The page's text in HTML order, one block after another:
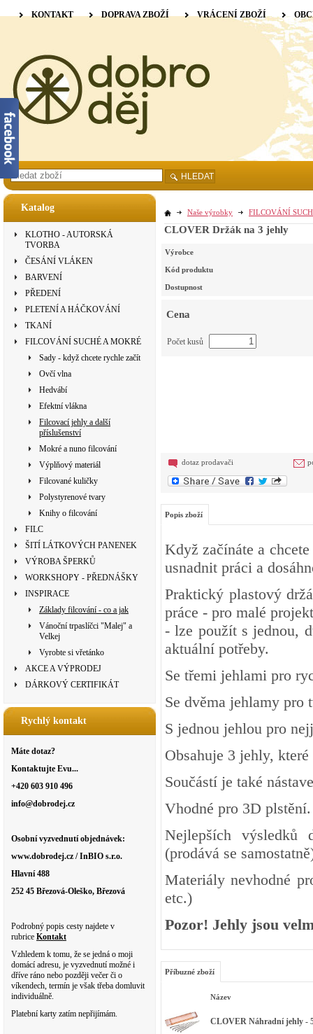
Katalog
KLOTHO - AUTORSKÁ
TVORBA
ČESÁNÍ VLÁKEN
BARVENÍ
PŘEDENÍ
PLETENÍ A HÁČKOVÁNÍ
TKANÍ
FILCOVÁNÍ SUCHÉ A MOKRÉ
Sady - když chcete rychle začít
Ovčí vlna
Hedvábí
Efektní vlákna
Filcovací jehly a další
příslušenství
Mokré a nuno filcování
Výplňový materiál
Filcované kuličky
Polystyrenové tvary
Knihy o filcování
FILC
ŠITÍ LÁTKOVÝCH PANENEK
VÝROBA ŠPERKŮ
WORKSHOPY - PŘEDNÁŠKY
INSPIRACE
Základy filcování - co a jak
Vánoční trpaslíčci "Malej" a
Velkej
Vyrobte si vřetánko
AKCE A VÝPRODEJ
DÁRKOVÝ CERTIFIKÁT
Rychlý kontakt
Máte dotaz?
Kontaktujte Evu...
+420 603 910 496
info@dobrodej.cz
Osobní vyzvednutí objednávek:
www.dobrodej.cz / InBIO s.r.o.
Hlavní 488
252 45 Březová-Oleško, Březová
Podrobný popis cesty najdete v
rubrice Kontakt
Vzhledem k tomu, že se jedná o moji
domácí adresu, je vyzvednutí možné i
dříve ráno nebo později večer či o
víkendech, termín je však třeba domluvit
individuálně.
Platební karty zatím nepřijímám.
Naše výrobky FILCOVÁNÍ
CLOVER Držák na 3 jehly
Výrobce
Kód produktu
Dostupnost
Cena
Počet kusů
dotaz prodavači
Popis zboží
Když začínáte a
usnadnit práci a
Praktický plastový
práce - pro malé
- lze použít s jednou,
aktuální potřeby.
Se třemi jehlami pro
Se dvěma jehlamy
S jednou jehlou pro
Obsahuje 3 jehly,
Součástí je také
Vhodné pro 3D plstění.
Nejlepších výsledků
(prodává se
Materiály nevhodné
etc.)
Pozor! Jehly jsou
Příbuzné zboží
Název
CLOVER Náhradní jehly -
KONTAKT DOPRAVA ZBOŽÍ VRÁCENÍ ZBOŽÍ
HLEDAT